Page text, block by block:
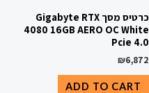
כרטיס מסך Gigabyte RTX
4080 16GB AERO OC White
Pcie 4.0
₪6,872
ADD TO CART